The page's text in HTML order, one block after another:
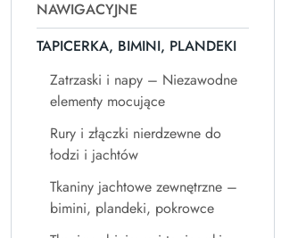
NAWIGACYJNE
TAPICERKA, BIMINI, PLANDEKI
Zatrzaski i napy – Niezawodne
elementy mocujące
Rury i złączki nierdzewne do
łodzi i jachtów
Tkaniny jachtowe zewnętrzne –
bimini, plandeki, pokrowce